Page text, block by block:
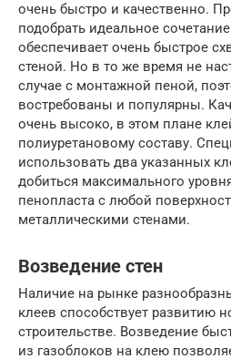
очень быстро и качественно.
подобрать идеальное
обеспечивает очень быстрое
стеной. Но в то же время не
случае с монтажной пеной,
востребованы и популярны.
очень высоко, в этом плане
полиуретановому составу.
использовать два указанных
добиться максимального
пенопласта с любой
металлическими стенами.
Возведение стен
Наличие на рынке
клеев способствует развитию
строительстве. Возведение
из газоблоков на клею